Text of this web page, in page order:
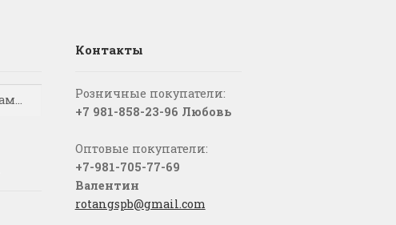
Контакты
Розничные покупатели:
+7 981-858-23-96 Любовь
Оптовые покупатели:
+7-981-705-77-69
Валентин
rotangspb@gmail.com